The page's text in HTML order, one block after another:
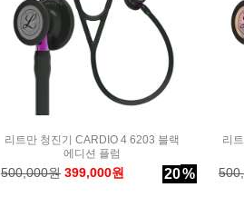
리트만 청진기 CARDIO 4 6203 블랙
에디션 플럼
500,000원 399,000원 20%
리